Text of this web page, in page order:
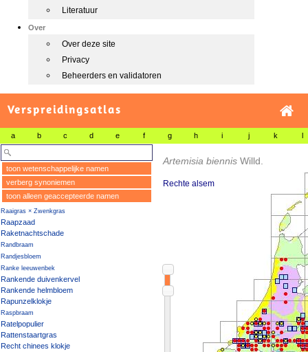
Literatuur
Over
Over deze site
Privacy
Beheerders en validatoren
Verspreidingsatlas
a b c d e f g h i j k l
toon wetenschappelijke namen
verberg synoniemen
toon alleen geaccepteerde namen
Raaigras × Zwenkgras
Raapzaad
Raketnachtschade
Randbraam
Randjesbloem
Ranke leeuwenbek
Rankende duivenkervel
Rankende helmbloem
Rapunzelklokje
Raspbraam
Ratelpopulier
Rattenstaartgras
Recht chinees klokje
Artemisia biennis Willd.
Rechte alsem